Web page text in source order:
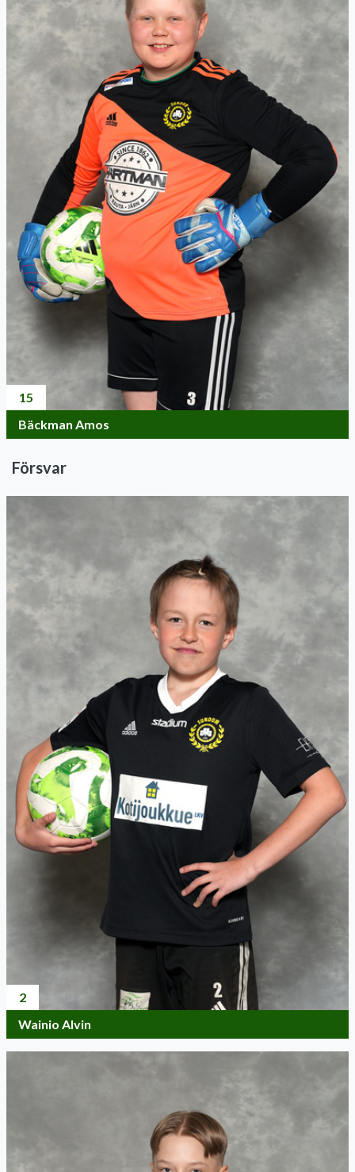
15
Bäckman Amos
Försvar
2
Wainio Alvin